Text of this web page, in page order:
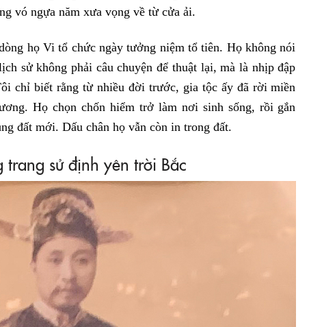
vó ngựa năm xưa vọng về từ cửa ải.
họ Vi tổ chức ngày tưởng niệm tổ tiên. Họ không nói
sử không phải câu chuyện để thuật lại, mà là nhịp đập
chỉ biết rằng từ nhiều đời trước, gia tộc ấy đã rời miền
Họ chọn chốn hiểm trở làm nơi sinh sống, rồi gắn
đất mới. Dấu chân họ vẫn còn in trong đất.
sử định yên trời Bắc